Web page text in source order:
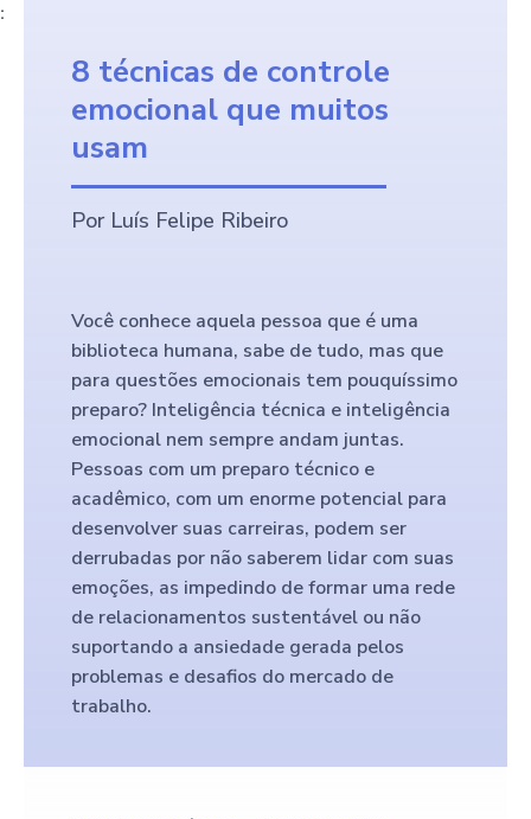
:
8 técnicas de controle
emocional que muitos
usam
Por Luís Felipe Ribeiro
Você conhece aquela pessoa que é uma
biblioteca humana, sabe de tudo, mas que
para questões emocionais tem pouquíssimo
preparo? Inteligência técnica e inteligência
emocional nem sempre andam juntas.
Pessoas com um preparo técnico e
acadêmico, com um enorme potencial para
desenvolver suas carreiras, podem ser
derrubadas por não saberem lidar com suas
emoções, as impedindo de formar uma rede
de relacionamentos sustentável ou não
suportando a ansiedade gerada pelos
problemas e desafios do mercado de
trabalho.